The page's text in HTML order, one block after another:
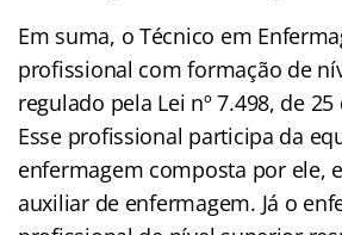
Em suma, o Técnico em
profissional com formação de
regulado pela Lei nº 7.498, de
Esse profissional participa da
enfermagem composta por ele,
auxiliar de enfermagem. Já o